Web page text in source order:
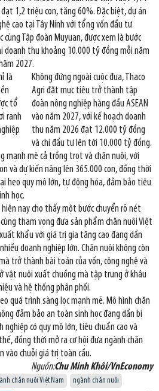
1,2 triệu con, tăng 60%. Đặc biệt, dự án
cao tại Tây Ninh với tổng vốn đầu tư
Tập đoàn Muyuan, được xem là bước
doanh thu khoảng 10.000 tỷ đồng mỗi năm
2027.
là
tổ
ranh
Không đứng ngoài cuộc đua, Thaco
Agri đặt mục tiêu trở thành tập
đoàn nông nghiệp hàng đầu ASEAN
vào năm 2027, với kế hoạch doanh
thu năm 2026 đạt 12.000 tỷ đồng
và chi đầu tư lên tới 10.000 tỷ đồng.
mạnh mẽ cả trồng trọt và chăn nuôi, với
và dự kiến nâng lên 365.000 con, đồng thời
heo quy mô lớn, tự động hóa, đảm bảo tiêu
học.
nay cho thấy một bước chuyển rõ nét
tham vọng đưa sản phẩm chăn nuôi Việt
khẩu với giá trị gia tăng cao đang dần
doanh nghiệp lớn. Chăn nuôi không còn
trở thành bài toán của vốn, công nghệ và
vật nuôi xuất chuồng mà tập trung ở khâu
và hệ thống phân phối.
quá trình sàng lọc mạnh mẽ. Mô hình chăn
đảm bảo an toàn sinh học đang dần bị
nghiệp có quy mô lớn, tiêu chuẩn cao và
đồng thời mở ra cơ hội đưa ngành chăn
vào chuỗi giá trị toàn cầu.
Nguồn:Chu Minh Khôi/VnEconomy
chăn nuôi Việt Nam ngành chăn nuôi